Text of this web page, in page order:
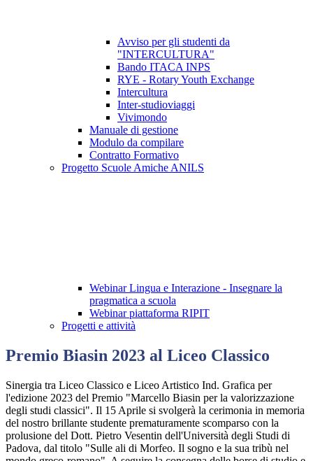
Avviso per gli studenti da
"INTERCULTURA"
Bando ITACA INPS
RYE - Rotary Youth Exchange
Intercultura
Inter-studioviaggi
Vivimondo
Manuale di gestione
Modulo da compilare
Contratto Formativo
Progetto Scuole Amiche ANILS
Webinar Lingua e Interazione - Insegnare la
pragmatica a scuola
Webinar piattaforma RIPIT
Progetti e attività
Premio Biasin 2023 al Liceo Classico
Sinergia tra Liceo Classico e Liceo Artistico Ind. Grafica per
l'edizione 2023 del Premio "Marcello Biasin per la valorizzazione
degli studi classici". Il 15 Aprile si svolgerà la cerimonia in memoria
del nostro brillante studente prematuramente scomparso con la
prolusione del Dott. Pietro Vesentin dell'Università degli Studi di
Padova, dal titolo "Sulle ali di Morfeo. Il sogno e la sua tribù nel